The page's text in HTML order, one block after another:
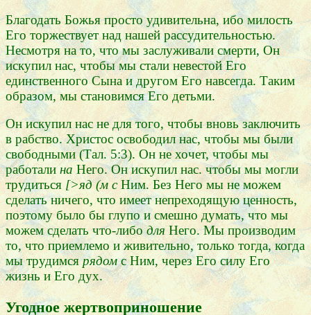
Благодать Божья просто удивительна, ибо милость
Его торжествует над нашей рассудительностью.
Несмотря на то, что мы заслуживали смерти, Он
искупил нас, чтобы мы стали невестой Его
единственного Сына и другом Его навсегда. Таким
образом, мы становимся Его детьми.
Он искупил нас не для того, чтобы вновь заключить
в рабство. Христос освободил нас, чтобы мы были
свободными (Тал. 5:3). Он не хочет, чтобы мы
работалина Него. Он искупил нас. чтобы мы могли
трудиться [>яд (м сНим. Без Него мы не можем
сделать ничего, что имеет непреходящую ценность,
поэтому было бы глупо и смешно думать, что мы
можем сделать что-либодля Него. Мы производим
то, что приемлемо и живительно, только тогда, когда
мы трудимсярядомс Ним, через Его силу Его
жизнь и Его дух.
Угодное жертвоприношение